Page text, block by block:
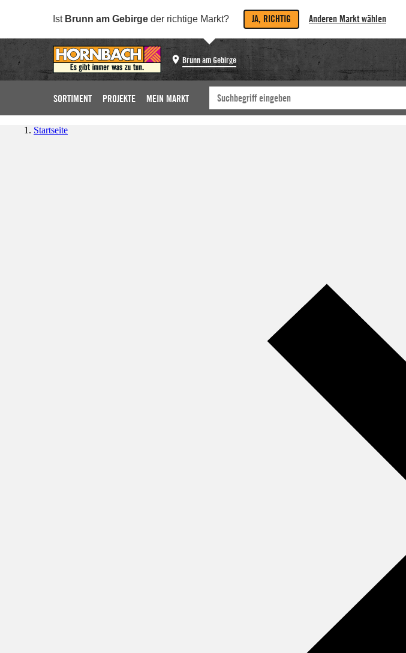
Ist Brunn am Gebirge der richtige Markt? JA, RICHTIG Anderen Markt wählen
Brunn am Gebirge
SORTIMENT PROJEKTE MEIN MARKT
Startseite